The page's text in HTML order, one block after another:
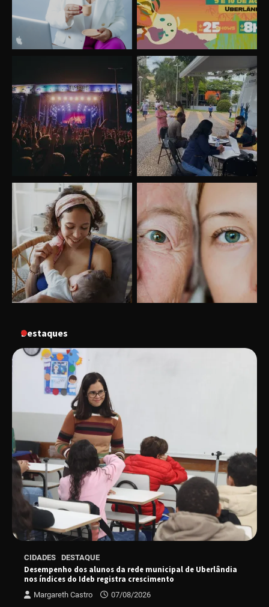
Destaques
CIDADES DESTAQUE
Desempenho dos alunos da rede municipal de Uberlândia
nos índices do Ideb registra crescimento
Margareth Castro 07/08/2026
Uberlândia recebe o projeto “Experiência Rio”
no dia 17 de junho
“Vozes pela Vida” celebra 10 anos com show
em Uberlândia
“Vem pra Praça!” reunirá arte, cultura e
gastronomia de Uberlândia em dois dias de
evento gratuito
“Uma prosa de valor” é o tema da roda de
conversa com o diretor e a produtora do
espetáculo Bárbara
Senac em Uberlândia oferece curso gratuito
de Tricologia e Terapia Capilar
Uberlândia recebe em agosto turnê de 30 anos
do Grupo Soweto
EMCANTAR estreia espetáculo de lançamento
do novo álbum Abraço no Planeta
Uberlândia recebe o projeto “Experiência Rio”
no dia 17 de junho